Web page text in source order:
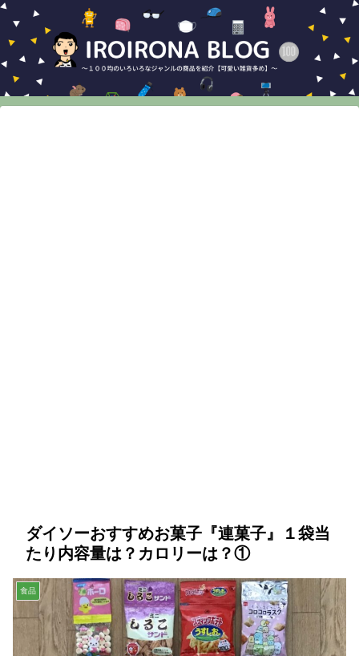
ダイソーおすすめお菓子『連菓子』１袋当
たり内容量は？カロリーは？①
食品